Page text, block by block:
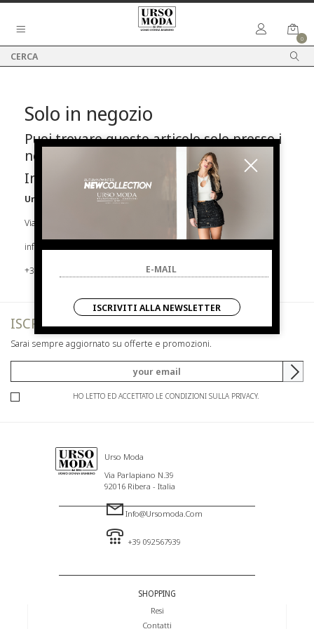
0
Solo in negozio
Puoi trovare questo articolo solo presso i
nostri punti vendita:
Info contatti
Urso Moda
Via Parlapiano N.39 92016 Ribera
info@ursomoda.com
+39 092567939
ISCRIVITI ALLA NEWSLETTER
Sarai sempre aggiornato su offerte e promozioni.
HO LETTO ED ACCETTATO LE CONDIZIONI SULLA PRIVACY.
Urso Moda
Via Parlapiano N.39
92016 Ribera - Italia
Info@ursomoda.com
+39 092567939
SHOPPING
Resi
Contatti
ISCRIVITI ALLA NEWSLETTER